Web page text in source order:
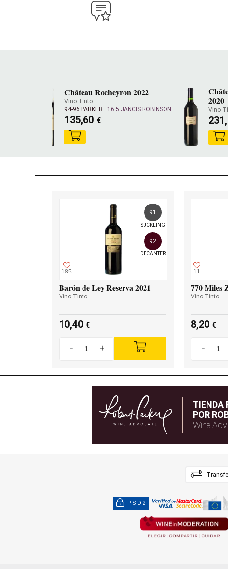
Château Rocheyron 2022
Vino Tinto
94-96 PARKER
16.5 JANCIS ROBINSON
135,60 €
2020
Vino
185
91
SUCKLING
92
DECANTER
Barón de Ley Reserva 2021
Vino Tinto
10,40 €
- +
11
770 Miles
Vino Tinto
8,20 €
-
TIENDA
POR
Wine
PSD2